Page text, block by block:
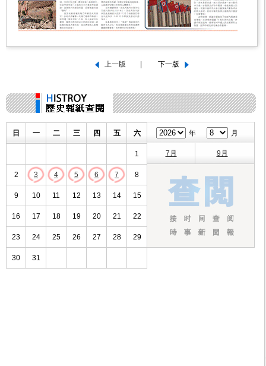
日 一 二 三 四 五 六
1
2 3 4 5 6 7 8
9 10 11 12 13 14 15
16 17 18 19 20 21 22
23 24 25 26 27 28 29
30 31
年 月
7月 9月